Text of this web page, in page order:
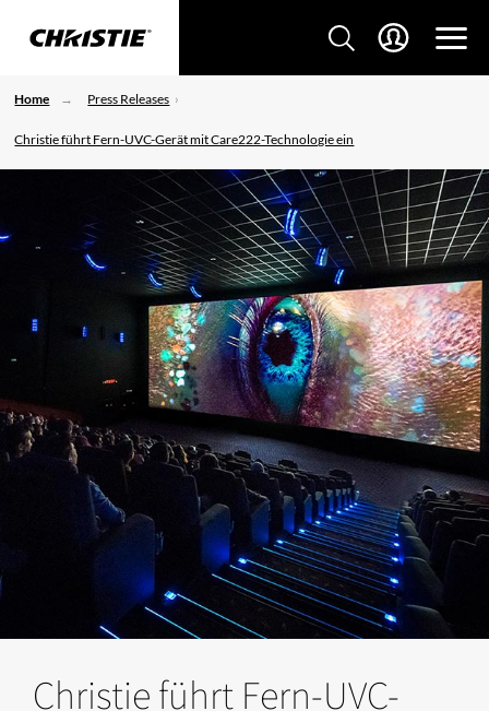
Home Press Releases
Christie führt Fern-UVC-Gerät mit Care222-Technologie ein
Christie führt Fern-UVC-